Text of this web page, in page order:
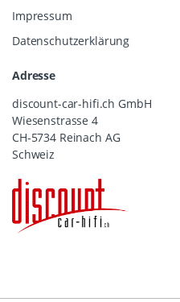
Impressum
Datenschutzerklärung
Adresse
discount-car-hifi.ch GmbH
Wiesenstrasse 4
CH-5734 Reinach AG
Schweiz